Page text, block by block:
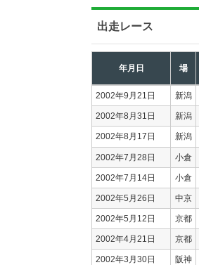
出走レース
年月日 場
2002年9月21日 新潟
2002年8月31日 新潟
2002年8月17日 新潟
2002年7月28日 小倉
2002年7月14日 小倉
2002年5月26日 中京
2002年5月12日 京都
2002年4月21日 京都
2002年3月30日 阪神